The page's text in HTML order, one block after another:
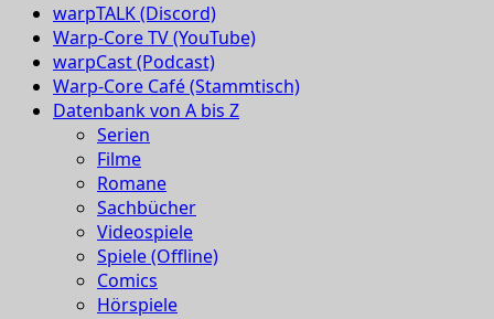
warpTALK (Discord)
Warp-Core TV (YouTube)
warpCast (Podcast)
Warp-Core Café (Stammtisch)
Datenbank von A bis Z
Serien
Filme
Romane
Sachbücher
Videospiele
Spiele (Offline)
Comics
Hörspiele